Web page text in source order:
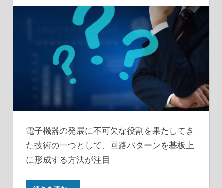
電子機器の発展に不可欠な役割を果たしてき
た技術の一つとして、回路パターンを基板上
に形成する方法が注目